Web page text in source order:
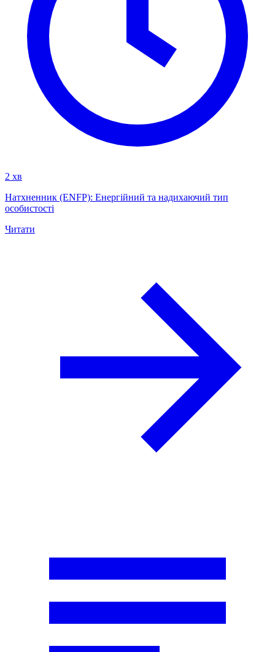
2 хв
Натхненник (ENFP): Енергійний та надихаючий тип
особистості
Читати